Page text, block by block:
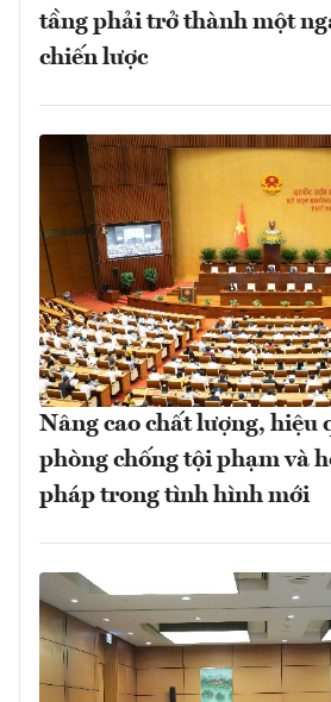
tầng phải trở thành một
chiến lược
Nâng cao chất lượng, hiệu
phòng chống tội phạm và
pháp trong tình hình mới